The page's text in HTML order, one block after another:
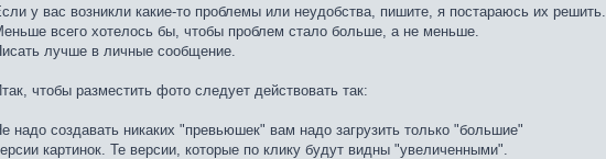
у вас возникли какие-то проблемы или неудобства, пишите, я постараюсь их решить.
всего хотелось бы, чтобы проблем стало больше, а не меньше.
лучше в личные сообщение.
чтобы разместить фото следует действовать так:
надо создавать никаких "превьюшек" вам надо загрузить только "большие"
картинок. Те версии, которые по клику будут видны "увеличенными".